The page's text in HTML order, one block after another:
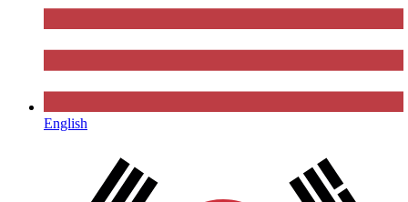
English